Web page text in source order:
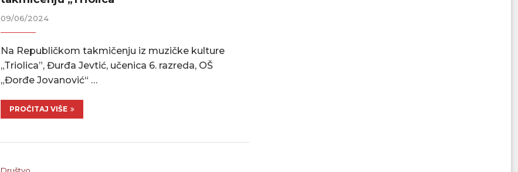
09/06/2024
Na Republičkom takmičenju iz muzičke kulture
„Triolica”, Đurđa Jevtić, učenica 6. razreda, OŠ
„Đorđe Jovanović“ …
PROČITAJ VIŠE
Društvo